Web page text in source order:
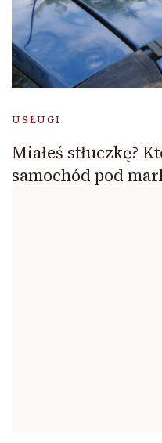
USŁUGI
Miałeś stłuczkę?
samochód pod